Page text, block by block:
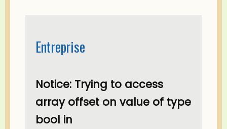
Entreprise
Notice: Trying to access
array offset on value of type
bool in